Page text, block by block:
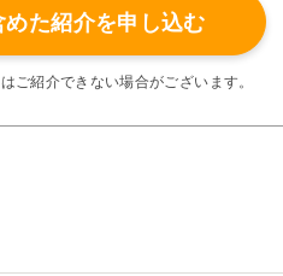
ービス体制で工事後も安心です。
ありません。
めた紹介を申し込む
ご紹介できない場合がございます。